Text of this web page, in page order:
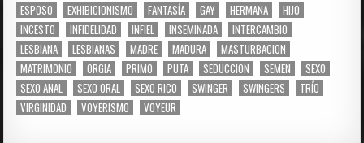
ESPOSO
EXHIBICIONISMO FANTASÍA GAY HERMANA
HIJO
INCESTO
INFIDELIDAD INFIEL INSEMINADA
INTERCAMBIO
LESBIANA
LESBIANAS MADRE MADURA
MASTURBACION
MATRIMONIO
ORGIA PRIMO PUTA SEDUCCION SEMEN
SEXO
SEXO ANAL
SEXO ORAL SEXO RICO SWINGER SWINGERS
TRÍO
VIRGINIDAD
VOYERISMO VOYEUR